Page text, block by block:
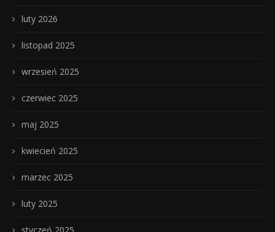
luty 2026
listopad 2025
wrzesień 2025
czerwiec 2025
maj 2025
kwiecień 2025
marzec 2025
luty 2025